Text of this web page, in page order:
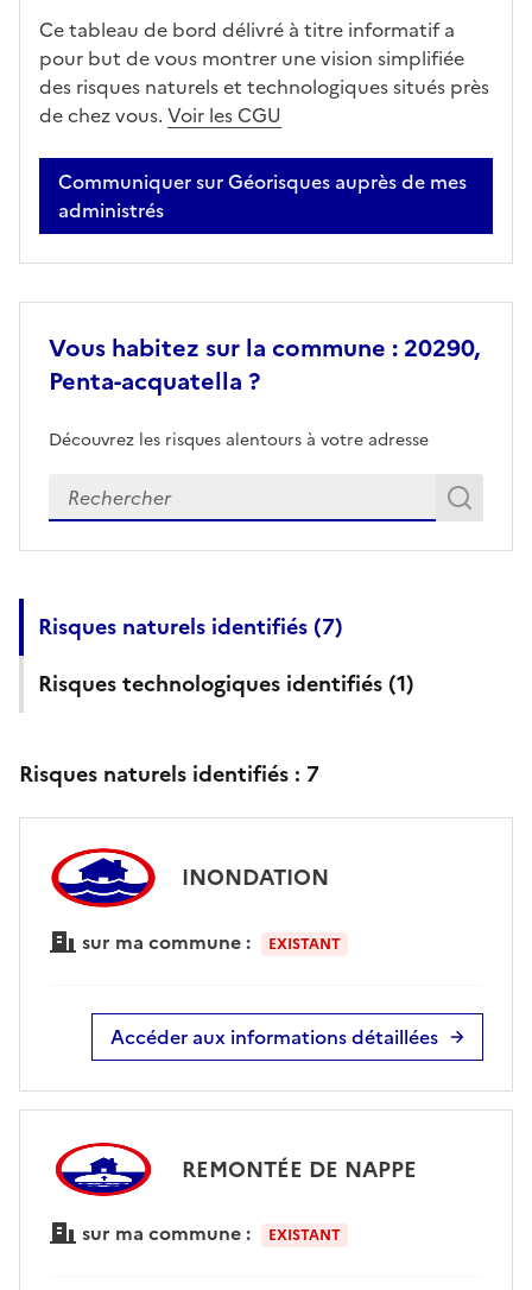
Ce tableau de bord délivré à titre informatif a
pour but de vous montrer une vision simplifiée
des risques naturels et technologiques situés près
de chez vous. Voir les CGU
Communiquer sur Géorisques auprès de mes
administrés
Vous habitez sur la commune : 20290,
Penta-acquatella ?
Découvrez les risques alentours à votre adresse
Veuillez renseigner votre adresse exacte
Risques naturels identifiés (7)
Risques technologiques identifiés (1)
Risques naturels identifiés : 7
INONDATION
sur ma commune : EXISTANT
Accéder aux informations détaillées
REMONTÉE DE NAPPE
sur ma commune : EXISTANT